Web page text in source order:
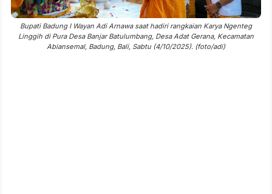
Bupati Badung I Wayan Adi Arnawa saat hadiri rangkaian Karya Ngenteg
Linggih di Pura Desa Banjar Batulumbang, Desa Adat Gerana, Kecamatan
Abiansemal, Badung, Bali, Sabtu (4/10/2025). (foto/adi)